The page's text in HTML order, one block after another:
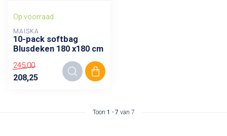
Op voorraad
MAISKA
10-pack softbag
Blusdeken 180 x180 cm
245,00
208,25
Toon 1 - 7 van 7